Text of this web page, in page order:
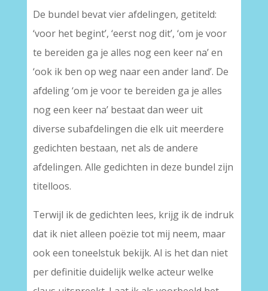
De bundel bevat vier afdelingen, getiteld:
‘voor het begint’, ‘eerst nog dit’, ‘om je voor
te bereiden ga je alles nog een keer na’ en
‘ook ik ben op weg naar een ander land’. De
afdeling ‘om je voor te bereiden ga je alles
nog een keer na’ bestaat dan weer uit
diverse subafdelingen die elk uit meerdere
gedichten bestaan, net als de andere
afdelingen. Alle gedichten in deze bundel zijn
titelloos.
Terwijl ik de gedichten lees, krijg ik de indruk
dat ik niet alleen poëzie tot mij neem, maar
ook een toneelstuk bekijk. Al is het dan niet
per definitie duidelijk welke acteur welke